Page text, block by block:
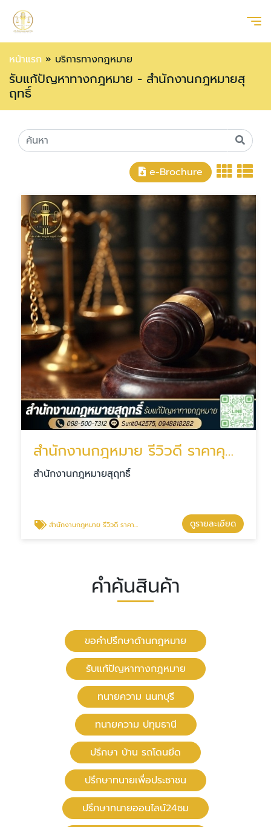
หน้าแรก » บริการทางกฎหมาย
รับแก้ปัญหาทางกฎหมาย - สำนักงานกฎหมายสุ
ฤทธิ์
e-Brochure
สำนักงานกฎหมาย รีวิวดี ราคาคุณภาพ
สำนักงานกฎหมายสุฤทธิ์
สำนักงานกฎหมาย รีวิวดี ราคาคุณภาพ ดูรายละเอียด
คำค้นสินค้า
ขอคำปรึกษาด้านกฎหมาย
รับแก้ปัญหาทางกฎหมาย
ทนายความ นนทบุรี
ทนายความ ปทุมธานี
ปรึกษา บ้าน รถโดนยึด
ปรึกษาทนายเพื่อประชาชน
ปรึกษาทนายออนไลน์24ชม